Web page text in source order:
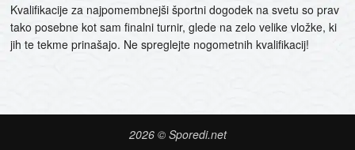
Kvalifikacije za najpomembnejši športni dogodek na svetu so prav
tako posebne kot sam finalni turnir, glede na zelo velike vložke, ki
jih te tekme prinašajo. Ne spreglejte nogometnih kvalifikacij!
2026 © Sporedi.net